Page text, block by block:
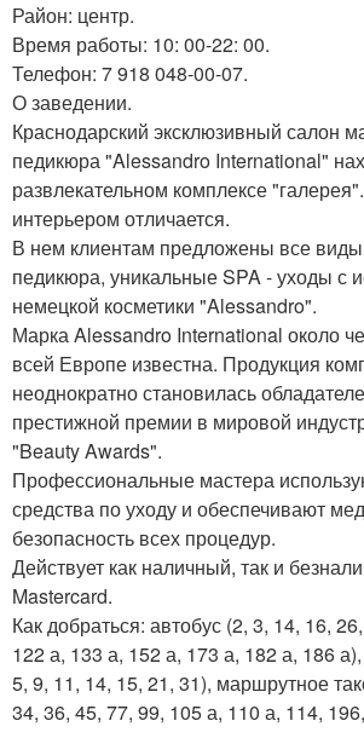
Район: центр.
Время работы: 10: 00-22: 00.
Телефон: 7 918 048-00-07.
О заведении.
Краснодарский эксклюзивный салон
педикюра "Alessandro International"
развлекательном комплексе
интерьером отличается.
В нем клиентам предложены все
педикюра, уникальные SPA - уходы с
немецкой косметики "Alessandro".
Марка Alessandro International около
всей Европе известна. Продукция
неоднократно становилась
престижной премии в мировой
"Beauty Awards".
Профессиональные мастера
средства по уходу и обеспечивают
безопасность всех процедур.
Действует как наличный, так и
Mastercard.
Как добраться: автобус (2, 3, 14, 16,
122 а, 133 а, 152 а, 173 а, 182 а, 186
5, 9, 11, 14, 15, 21, 31), маршрутное
34, 36, 45, 77, 99, 105 а, 110 а, 114,